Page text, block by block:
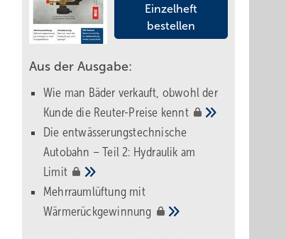
Einzelheft
bestellen
Aus der Ausgabe:
Wie man Bäder verkauft, obwohl der
Kunde die Reuter-Preise kennt
Die entwässerungstechnische
Autobahn – Teil 2: Hydraulik am
Limit
Mehrraumlüftung mit
Wärmerückgewinnung